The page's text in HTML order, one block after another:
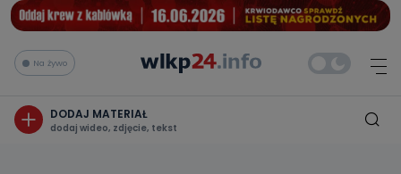
Na żywo
DODAJ MATERIAŁ
dodaj wideo, zdjęcie, tekst